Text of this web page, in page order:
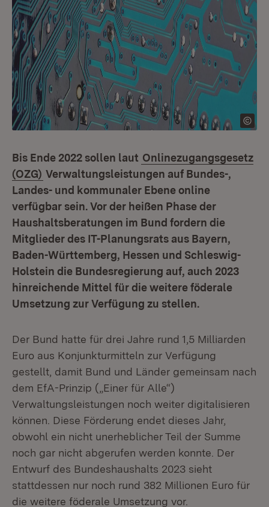
Bis Ende 2022 sollen laut Onlinezugangsgesetz
(OZG) Verwaltungsleistungen auf Bundes-,
Landes- und kommunaler Ebene online
verfügbar sein. Vor der heißen Phase der
Haushaltsberatungen im Bund fordern die
Mitglieder des IT-Planungsrats aus Bayern,
Baden-Württemberg, Hessen und Schleswig-
Holstein die Bundesregierung auf, auch 2023
hinreichende Mittel für die weitere föderale
Umsetzung zur Verfügung zu stellen.
Der Bund hatte für drei Jahre rund 1,5 Milliarden
Euro aus Konjunkturmitteln zur Verfügung
gestellt, damit Bund und Länder gemeinsam nach
dem EfA-Prinzip („Einer für Alle“)
Verwaltungsleistungen noch weiter digitalisieren
können. Diese Förderung endet dieses Jahr,
obwohl ein nicht unerheblicher Teil der Summe
noch gar nicht abgerufen werden konnte. Der
Entwurf des Bundeshaushalts 2023 sieht
stattdessen nur noch rund 382 Millionen Euro für
die weitere föderale Umsetzung vor.